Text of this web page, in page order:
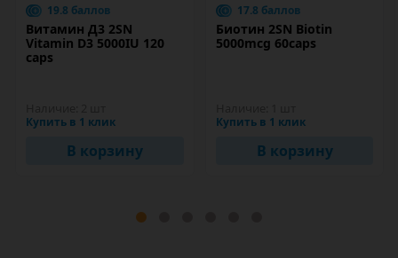
19.8 баллов
Витамин Д3 2SN
Vitamin D3 5000IU 120
caps
Купить в 1 клик
В корзину
17.8 баллов
Биотин 2SN Biotin
5000mcg 60caps
Купить в 1 клик
В корзину